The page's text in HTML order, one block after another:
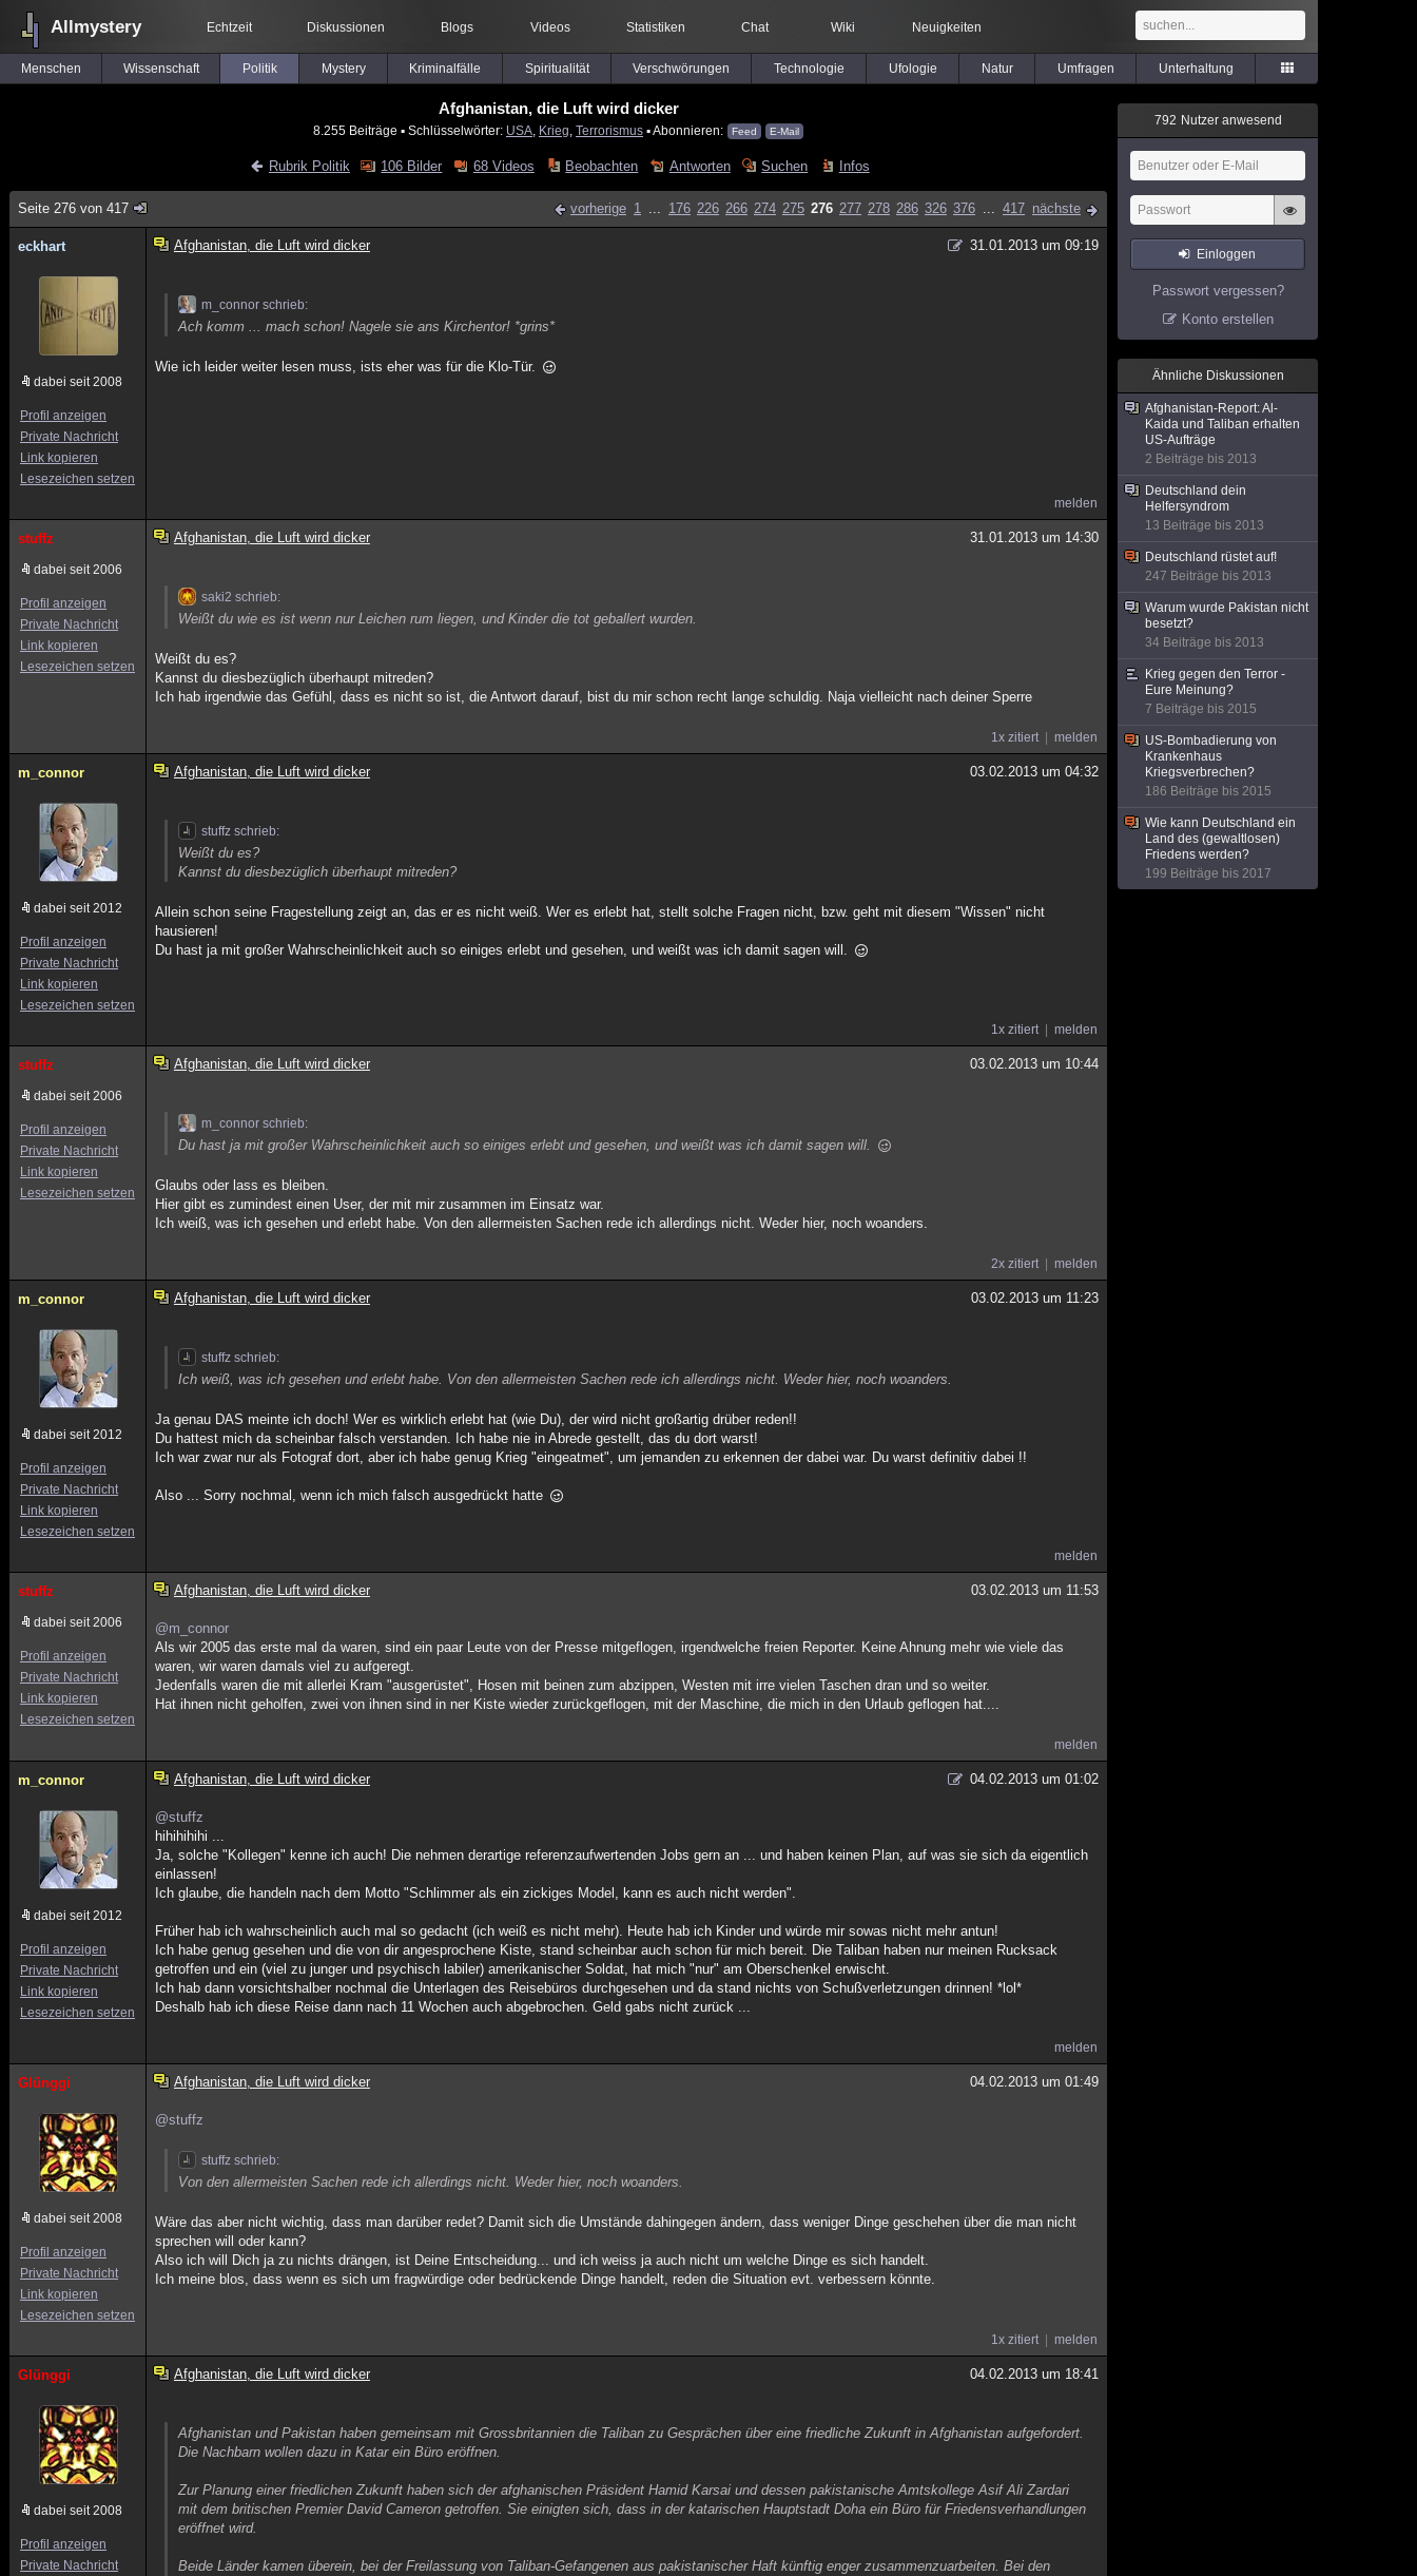
Allmystery Echtzeit Diskussionen Blogs Videos Statistiken Chat Wiki Neuigkeiten
Menschen Wissenschaft Politik Mystery Kriminalfälle Spiritualität Verschwörungen Technologie Ufologie Natur Umfragen Unterhaltung
Afghanistan, die Luft wird dicker
8.255 Beiträge ▪ Schlüsselwörter: USA Krieg Terrorismus ▪ Abonnieren: Feed E-Mail
Rubrik Politik 106 Bilder 68 Videos Beobachten Antworten Suchen Infos
Seite 276 von 417 vorherige 1 ... 176 226 266 274 275 276 277 278 286 326 376 ... 417 nächste
eckhart
dabei seit 2008
Profil anzeigen
Private Nachricht
Link kopieren
Lesezeichen setzen
Afghanistan, die Luft wird dicker 31.01.2013 um 09:19
m_connor schrieb:
Ach komm ... mach schon! Nagele sie ans Kirchentor! *grins*
Wie ich leider weiter lesen muss, ists eher was für die Klo-Tür.
melden
stuffz
dabei seit 2006
Profil anzeigen
Private Nachricht
Link kopieren
Lesezeichen setzen
Afghanistan, die Luft wird dicker 31.01.2013 um 14:30
saki2 schrieb:
Weißt du wie es ist wenn nur Leichen rum liegen, und Kinder die tot geballert wurden.
Weißt du es?
Kannst du diesbezüglich überhaupt mitreden?
Ich hab irgendwie das Gefühl, dass es nicht so ist, die Antwort darauf, bist du mir schon recht lange schuldig. Naja vielleicht nach deiner Sperre
1x zitiert melden
m_connor
dabei seit 2012
Profil anzeigen
Private Nachricht
Link kopieren
Lesezeichen setzen
Afghanistan, die Luft wird dicker 03.02.2013 um 04:32
stuffz schrieb:
Weißt du es?
Kannst du diesbezüglich überhaupt mitreden?
Allein schon seine Fragestellung zeigt an, das er es nicht weiß. Wer es erlebt hat, stellt solche Fragen nicht, bzw. geht mit diesem "Wissen" nicht
hausieren!
Du hast ja mit großer Wahrscheinlichkeit auch so einiges erlebt und gesehen, und weißt was ich damit sagen will.
1x zitiert melden
stuffz
dabei seit 2006
Profil anzeigen
Private Nachricht
Link kopieren
Lesezeichen setzen
Afghanistan, die Luft wird dicker 03.02.2013 um 10:44
m_connor schrieb:
Du hast ja mit großer Wahrscheinlichkeit auch so einiges erlebt und gesehen, und weißt was ich damit sagen will.
Glaubs oder lass es bleiben.
Hier gibt es zumindest einen User, der mit mir zusammen im Einsatz war.
Ich weiß, was ich gesehen und erlebt habe. Von den allermeisten Sachen rede ich allerdings nicht. Weder hier, noch woanders.
2x zitiert melden
m_connor
dabei seit 2012
Profil anzeigen
Private Nachricht
Link kopieren
Lesezeichen setzen
Afghanistan, die Luft wird dicker 03.02.2013 um 11:23
stuffz schrieb:
Ich weiß, was ich gesehen und erlebt habe. Von den allermeisten Sachen rede ich allerdings nicht. Weder hier, noch woanders.
Ja genau DAS meinte ich doch! Wer es wirklich erlebt hat (wie Du), der wird nicht großartig drüber reden!!
Du hattest mich da scheinbar falsch verstanden. Ich habe nie in Abrede gestellt, das du dort warst!
Ich war zwar nur als Fotograf dort, aber ich habe genug Krieg "eingeatmet", um jemanden zu erkennen der dabei war. Du warst definitiv dabei !!
Also ... Sorry nochmal, wenn ich mich falsch ausgedrückt hatte
melden
stuffz
dabei seit 2006
Profil anzeigen
Private Nachricht
Link kopieren
Lesezeichen setzen
Afghanistan, die Luft wird dicker 03.02.2013 um 11:53
@m_connor
Als wir 2005 das erste mal da waren, sind ein paar Leute von der Presse mitgeflogen, irgendwelche freien Reporter. Keine Ahnung mehr wie viele das
waren, wir waren damals viel zu aufgeregt.
Jedenfalls waren die mit allerlei Kram "ausgerüstet", Hosen mit beinen zum abzippen, Westen mit irre vielen Taschen dran und so weiter.
Hat ihnen nicht geholfen, zwei von ihnen sind in ner Kiste wieder zurückgeflogen, mit der Maschine, die mich in den Urlaub geflogen hat....
melden
m_connor
dabei seit 2012
Profil anzeigen
Private Nachricht
Link kopieren
Lesezeichen setzen
Afghanistan, die Luft wird dicker 04.02.2013 um 01:02
@stuffz
hihihihihi ...
Ja, solche "Kollegen" kenne ich auch! Die nehmen derartige referenzaufwertenden Jobs gern an ... und haben keinen Plan, auf was sie sich da eigentlich
einlassen!
Ich glaube, die handeln nach dem Motto "Schlimmer als ein zickiges Model, kann es auch nicht werden".
Früher hab ich wahrscheinlich auch mal so gedacht (ich weiß es nicht mehr). Heute hab ich Kinder und würde mir sowas nicht mehr antun!
Ich habe genug gesehen und die von dir angesprochene Kiste, stand scheinbar auch schon für mich bereit. Die Taliban haben nur meinen Rucksack
getroffen und ein (viel zu junger und psychisch labiler) amerikanischer Soldat, hat mich "nur" am Oberschenkel erwischt.
Ich hab dann vorsichtshalber nochmal die Unterlagen des Reisebüros durchgesehen und da stand nichts von Schußverletzungen drinnen! *lol*
Deshalb hab ich diese Reise dann nach 11 Wochen auch abgebrochen. Geld gabs nicht zurück ...
melden
Glünggi
dabei seit 2008
Profil anzeigen
Private Nachricht
Link kopieren
Lesezeichen setzen
Afghanistan, die Luft wird dicker 04.02.2013 um 01:49
@stuffz
stuffz schrieb:
Von den allermeisten Sachen rede ich allerdings nicht. Weder hier, noch woanders.
Wäre das aber nicht wichtig, dass man darüber redet? Damit sich die Umstände dahingegen ändern, dass weniger Dinge geschehen über die man nicht
sprechen will oder kann?
Also ich will Dich ja zu nichts drängen, ist Deine Entscheidung... und ich weiss ja auch nicht um welche Dinge es sich handelt.
Ich meine blos, dass wenn es sich um fragwürdige oder bedrückende Dinge handelt, reden die Situation evt. verbessern könnte.
1x zitiert melden
Glünggi
dabei seit 2008
Profil anzeigen
Private Nachricht
Afghanistan, die Luft wird dicker 04.02.2013 um 18:41
Afghanistan und Pakistan haben gemeinsam mit Grossbritannien die Taliban zu Gesprächen über eine friedliche Zukunft in Afghanistan aufgefordert.
Die Nachbarn wollen dazu in Katar ein Büro eröffnen.
Zur Planung einer friedlichen Zukunft haben sich der afghanischen Präsident Hamid Karsai und dessen pakistanische Amtskollege Asif Ali Zardari
mit dem britischen Premier David Cameron getroffen. Sie einigten sich, dass in der katarischen Hauptstadt Doha ein Büro für Friedensverhandlungen
eröffnet wird.
Beide Länder kamen überein, bei der Freilassung von Taliban-Gefangenen aus pakistanischer Haft künftig enger zusammenzuarbeiten. Bei den
792 Nutzer anwesend
Einloggen
Passwort vergessen?
Konto erstellen
Ähnliche Diskussionen
Afghanista​n-Report: Al-
Kaida und Taliban erhalten
US-Aufträge
2 Beiträge bis 2013
Deutschland dein
Helfersyndrom
13 Beiträge bis 2013
Deutschland rüstet auf!
247 Beiträge bis 2013
Warum wurde Pakistan nicht
besetzt?
34 Beiträge bis 2013
Krieg gegen den Terror -
Eure Meinung?
7 Beiträge bis 2015
US-Bombadierung von
Krankenhaus
Kriegsverbrechen?
186 Beiträge bis 2015
Wie kann Deutschland ein
Land des (gewaltlosen)
Friedens werden?
199 Beiträge bis 2017